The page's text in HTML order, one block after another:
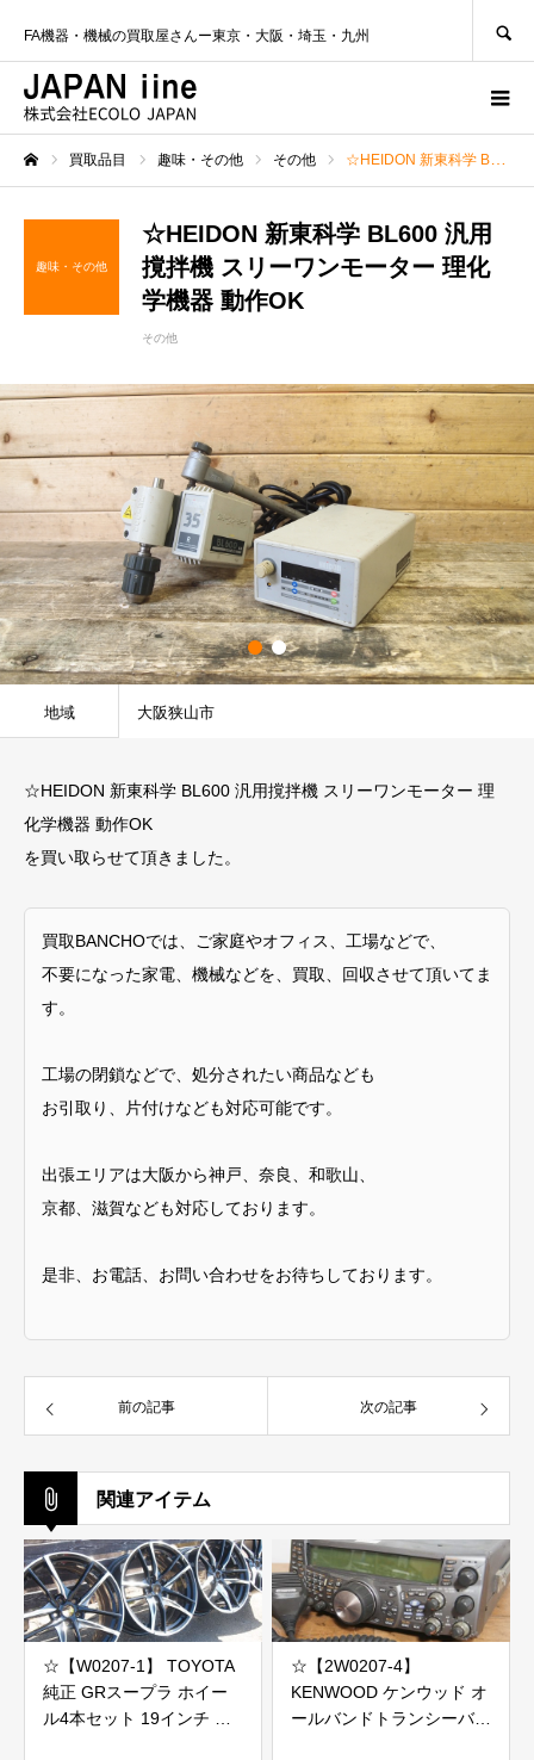
FA機器・機械の買取屋さんー東京・大阪・埼玉・九州
買取品目 趣味・その他 その他 ☆HEIDON 新東科学 BL600 汎用撹拌機 スリーワンモーター 理化学機器 動作OK
趣味・その他
☆HEIDON 新東科学 BL600 汎用
撹拌機 スリーワンモーター 理化
学機器 動作OK
その他
地域 大阪狭山市
☆HEIDON 新東科学 BL600 汎用撹拌機 スリーワンモーター 理
化学機器 動作OK
を買い取らせて頂きました。
買取BANCHOでは、ご家庭やオフィス、工場などで、
不要になった家電、機械などを、買取、回収させて頂いてま
す。
工場の閉鎖などで、処分されたい商品なども
お引取り、片付けなども対応可能です。
出張エリアは大阪から神戸、奈良、和歌山、
京都、滋賀なども対応しております。
是非、お電話、お問い合わせをお待ちしております。
前の記事 次の記事
関連アイテム
☆【W0207-1】 TOYOTA
純正 GRスープラ ホイー
ル4本セット 19インチ 現
☆【2W0207-4】
KENWOOD ケンウッド オ
ールバンドトランシーバー